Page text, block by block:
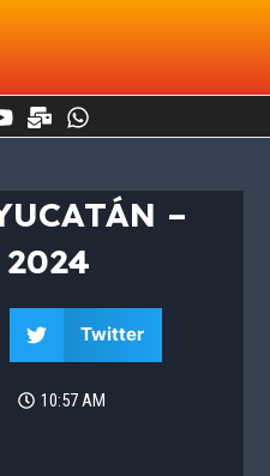
–
Twitter
10:57 AM